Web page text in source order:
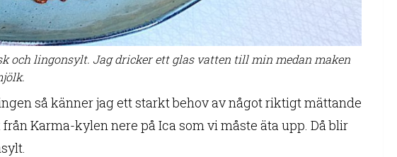
och lingonsylt. Jag dricker ett glas vatten till min medan maken
så känner jag ett starkt behov av något riktigt mättande
Karma-kylen nere på Ica som vi måste äta upp. Då blir